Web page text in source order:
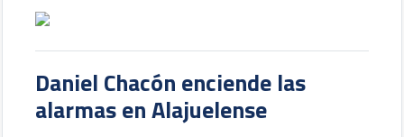
Daniel Chacón enciende las
alarmas en Alajuelense